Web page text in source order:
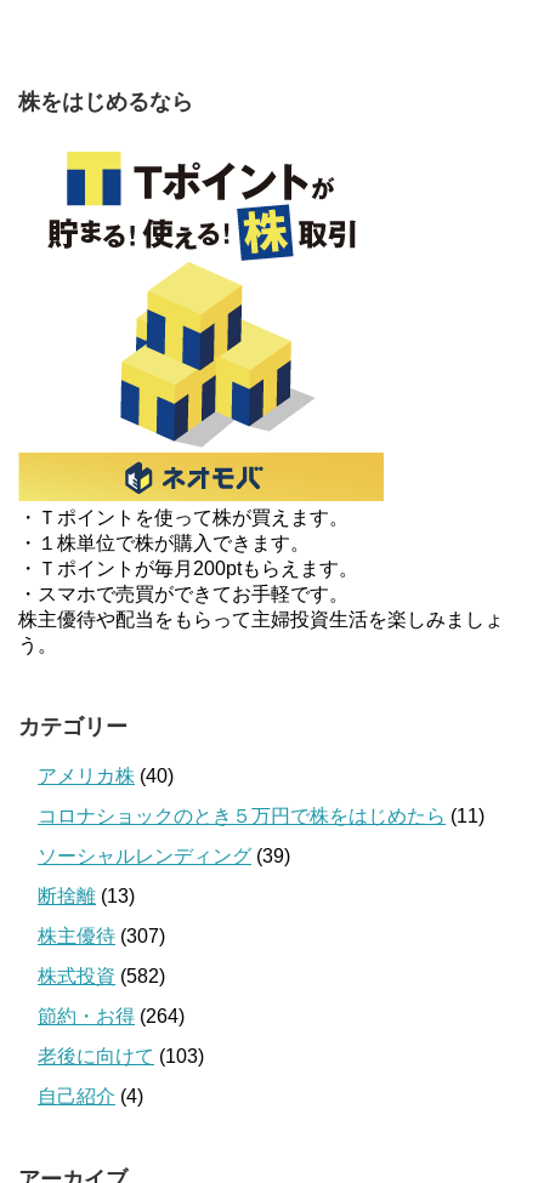
株をはじめるなら
・Ｔポイントを使って株が買えます。
・１株単位で株が購入できます。
・Ｔポイントが毎月200ptもらえます。
・スマホで売買ができてお手軽です。
株主優待や配当をもらって主婦投資生活を楽しみましょ
う。
カテゴリー
アメリカ株 (40)
コロナショックのとき５万円で株をはじめたら (11)
ソーシャルレンディング (39)
断捨離 (13)
株主優待 (307)
株式投資 (582)
節約・お得 (264)
老後に向けて (103)
自己紹介 (4)